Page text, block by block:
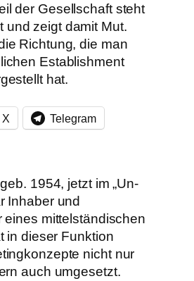
der Gesellschaft steht
und zeigt damit Mut.
Richtung, die man
Establishment
hat.
X Telegram
1954, jetzt im „Un-
Inhaber und
eines mittelständischen
in dieser Funktion
nicht nur
auch umgesetzt.